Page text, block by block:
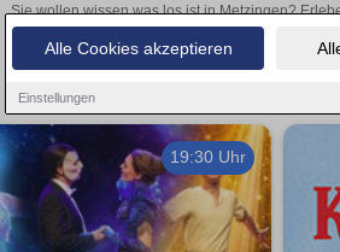
Alle Cookies akzeptieren
Einstellungen
Sie wollen wissen was los ist in Metzingen?
Theateraufführungen oder
19:30 Uhr